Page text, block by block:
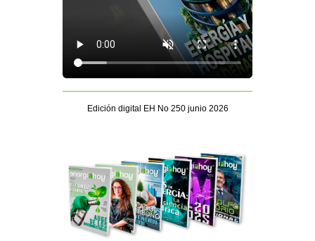
Edición digital EH No 250 junio 2026